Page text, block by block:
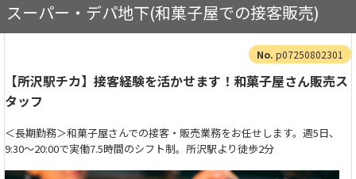
スーパー・デパ地下(和菓子屋での接客販売)
p07250802301
【所沢駅チカ】接客経験を活かせます！和菓子屋さん販売ス
タッフ
＜長期勤務＞和菓子屋さんでの接客・販売業務をお任せします。週5日、
9:30～20:00で実働7.5時間のシフト制。所沢駅より徒歩2分